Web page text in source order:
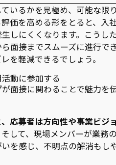
いるかを見極め、可能な限
価を高める形をとると、入
しにくくなります。こうし
面接までスムーズに進行で
を軽減できるでしょう。
動に参加する
面接に関わることで魅力を
応募者は方向性や事業ビジ
そして、現場メンバーが業務
を感じ、不明点の解消もし